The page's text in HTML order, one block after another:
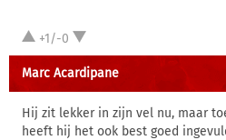
+1/-0
Marc Acardipane
Hij zit lekker in zijn vel nu, maar
heeft hij het ook best goed